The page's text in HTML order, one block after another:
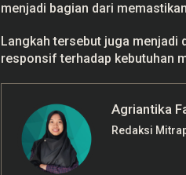
menjadi bagian dari
Langkah tersebut juga menjadi
responsif terhadap kebutuhan
Agriantika
Redaksi